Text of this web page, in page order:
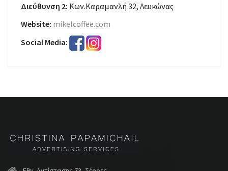
Διεύθυνση 2: Κων.Καραμανλή 32, Λευκώνας
Website: mikelcoffee.com
Social Media: